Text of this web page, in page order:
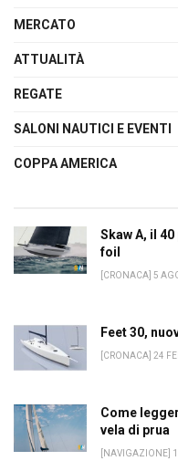
MERCATO
ATTUALITÀ
REGATE
SALONI NAUTICI E EVENTI
COPPA AMERICA
Skaw A, il
foil
[CRONACA] 5
Feet 30,
[CRONACA] 24
Come
vela di prua
[NAVIGAZIONE]